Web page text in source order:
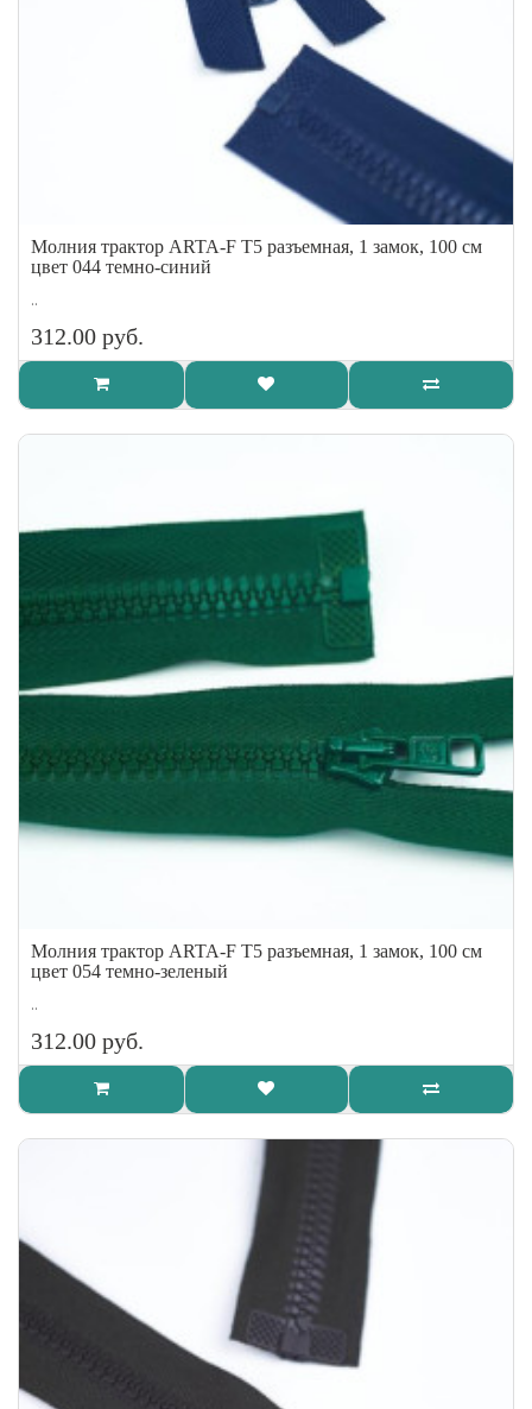
Молния трактор ARTA-F Т5 разъемная, 1 замок, 100 см
цвет 044 темно-синий
..
312.00 руб.
Молния трактор ARTA-F Т5 разъемная, 1 замок, 100 см
цвет 054 темно-зеленый
..
312.00 руб.